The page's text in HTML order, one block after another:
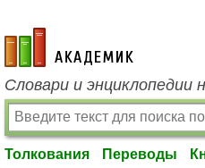
academic.ru
Словари и энциклопедии
Толкования Переводы